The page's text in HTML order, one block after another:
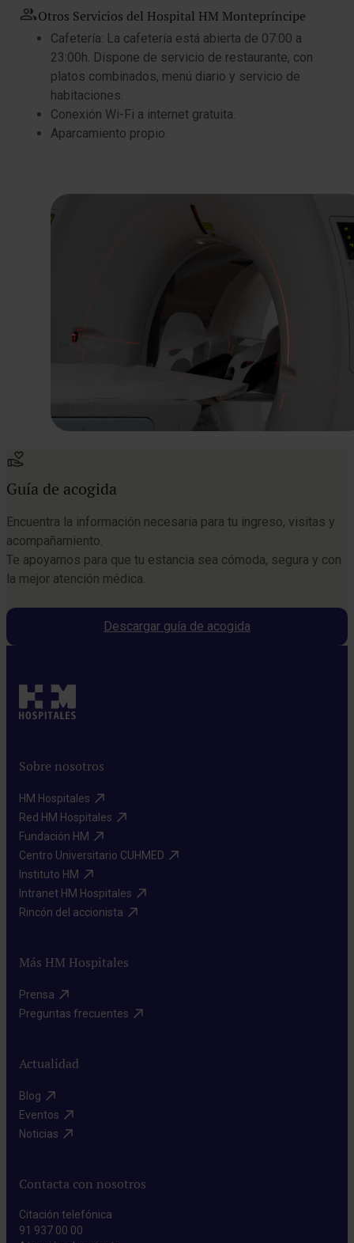
Otros Servicios del Hospital HM Montepríncipe
Cafetería: La cafetería está abierta de 07:00 a
23:00h. Dispone de servicio de restaurante, con
platos combinados, menú diario y servicio de
habitaciones.
Conexión Wi-Fi a internet gratuita.
Aparcamiento propio.
Guía de acogida
Encuentra la información necesaria para tu ingreso, visitas y
acompañamiento.
Te apoyamos para que tu estancia sea cómoda, segura y con
la mejor atención médica.
Descargar guía de acogida
Sobre nosotros
HM Hospitales​
Red HM Hospitales​
Fundación HM​
Centro Universitario CUHMED​
Instituto HM​
Intranet HM Hospitales​
Rincón del accionista​
Más HM Hospitales
Prensa​
Preguntas frecuentes​
Actualidad
Blog​
Eventos​
Noticias​
Contacta con nosotros
Citación telefónica
91 937 00 00